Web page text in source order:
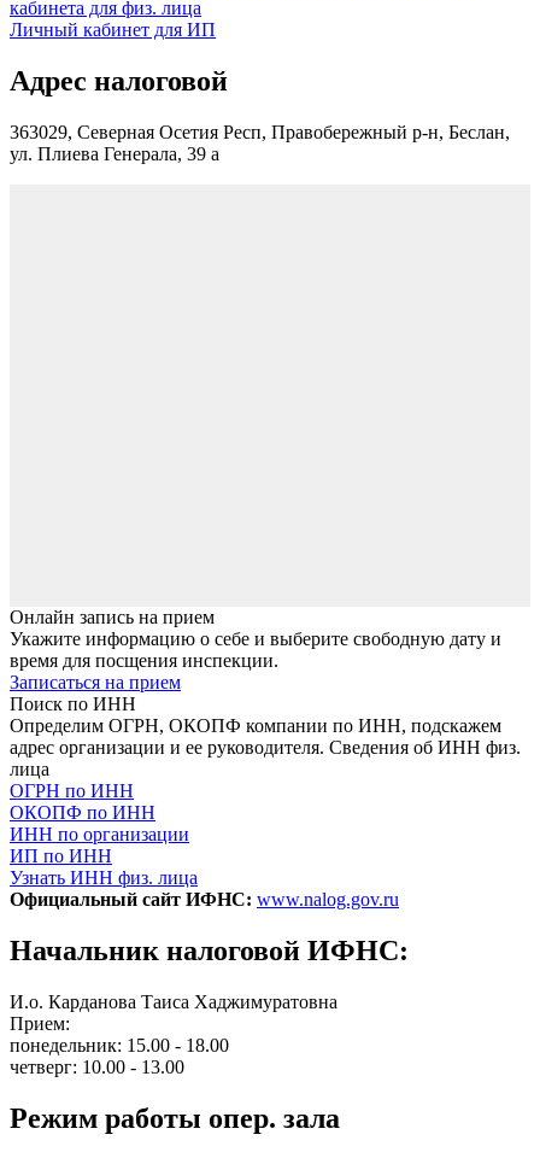
кабинета для физ. лица
Личный кабинет для ИП
Адрес налоговой
363029, Северная Осетия Респ, Правобережный р-н, Беслан,
ул. Плиева Генерала, 39 а
Онлайн запись на прием
Укажите информацию о себе и выберите свободную дату и
время для посщения инспекции.
Записаться на прием
Поиск по ИНН
Определим ОГРН, ОКОПФ компании по ИНН, подскажем
адрес организации и ее руководителя. Сведения об ИНН физ.
лица
ОГРН по ИНН
ОКОПФ по ИНН
ИНН по организации
ИП по ИНН
Узнать ИНН физ. лица
Официальный сайт ИФНС: www.nalog.gov.ru
Начальник налоговой ИФНС:
И.о. Карданова Таиса Хаджимуратовна
Прием:
понедельник: 15.00 - 18.00
четверг: 10.00 - 13.00
Режим работы опер. зала